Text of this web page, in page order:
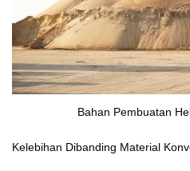
Bahan Pembuatan
Kelebihan Dibanding Material